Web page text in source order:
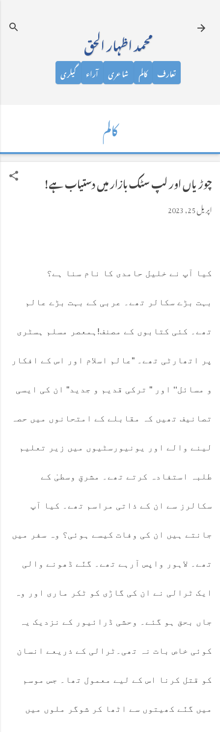
محمد اظہار الحق
تعارف کالم شاعری آراء گیلری
کالم
چوڑیاں اور لپ سٹک بازار میں دستیاب ہے!
اپریل 25, 2023
کیا آپ نے خلیل حامدی کا نام سنا ہے؟
بہت بڑے سکالر تھے۔ عربی کے بہت بڑے عالم
تھے۔ کئی کتابوں کے مصنف!ہمعصر مسلم ہسٹری
پر اتھارٹی تھے۔ ''عالم اسلام اور اس کے افکار
و مسائل‘‘ اور '' ترکی قدیم و جدید'' ان کی ایسی
تصانیف تھیں کہ مقابلے کے امتحانوں میں حصہ
لینے والے اور یونیورسٹیوں میں زیر تعلیم
طلبہ استفادہ کرتے تھے۔ مشرقِ وسطیٰ کے
سکالرز سے ان کے ذاتی مراسم تھے۔ کیا آپ
جانتے ہیں ان کی وفات کیسے ہوئی؟ وہ سفر میں
تھے۔ لاہور واپس آرہے تھے۔ گنّے ڈھونے والی
ایک ٹرالی نے ان کی گاڑی کو ٹکر ماری اور وہ
جاں بحق ہو گئے۔ وحشی ڈرائیور کے نزدیک یہ
کوئی خاص بات نہ تھی۔ٹرالی کے ذریعے انسان
کو قتل کرنا اس کے لیے معمول تھا۔ جس موسم
میں گنّے کھیتوں سے اٹھا کر شوگر ملوں میں